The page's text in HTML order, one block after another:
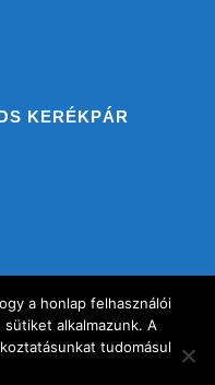
KERÉKPÁR
a honlap felhasználói
alkalmazunk. A
tudomásul